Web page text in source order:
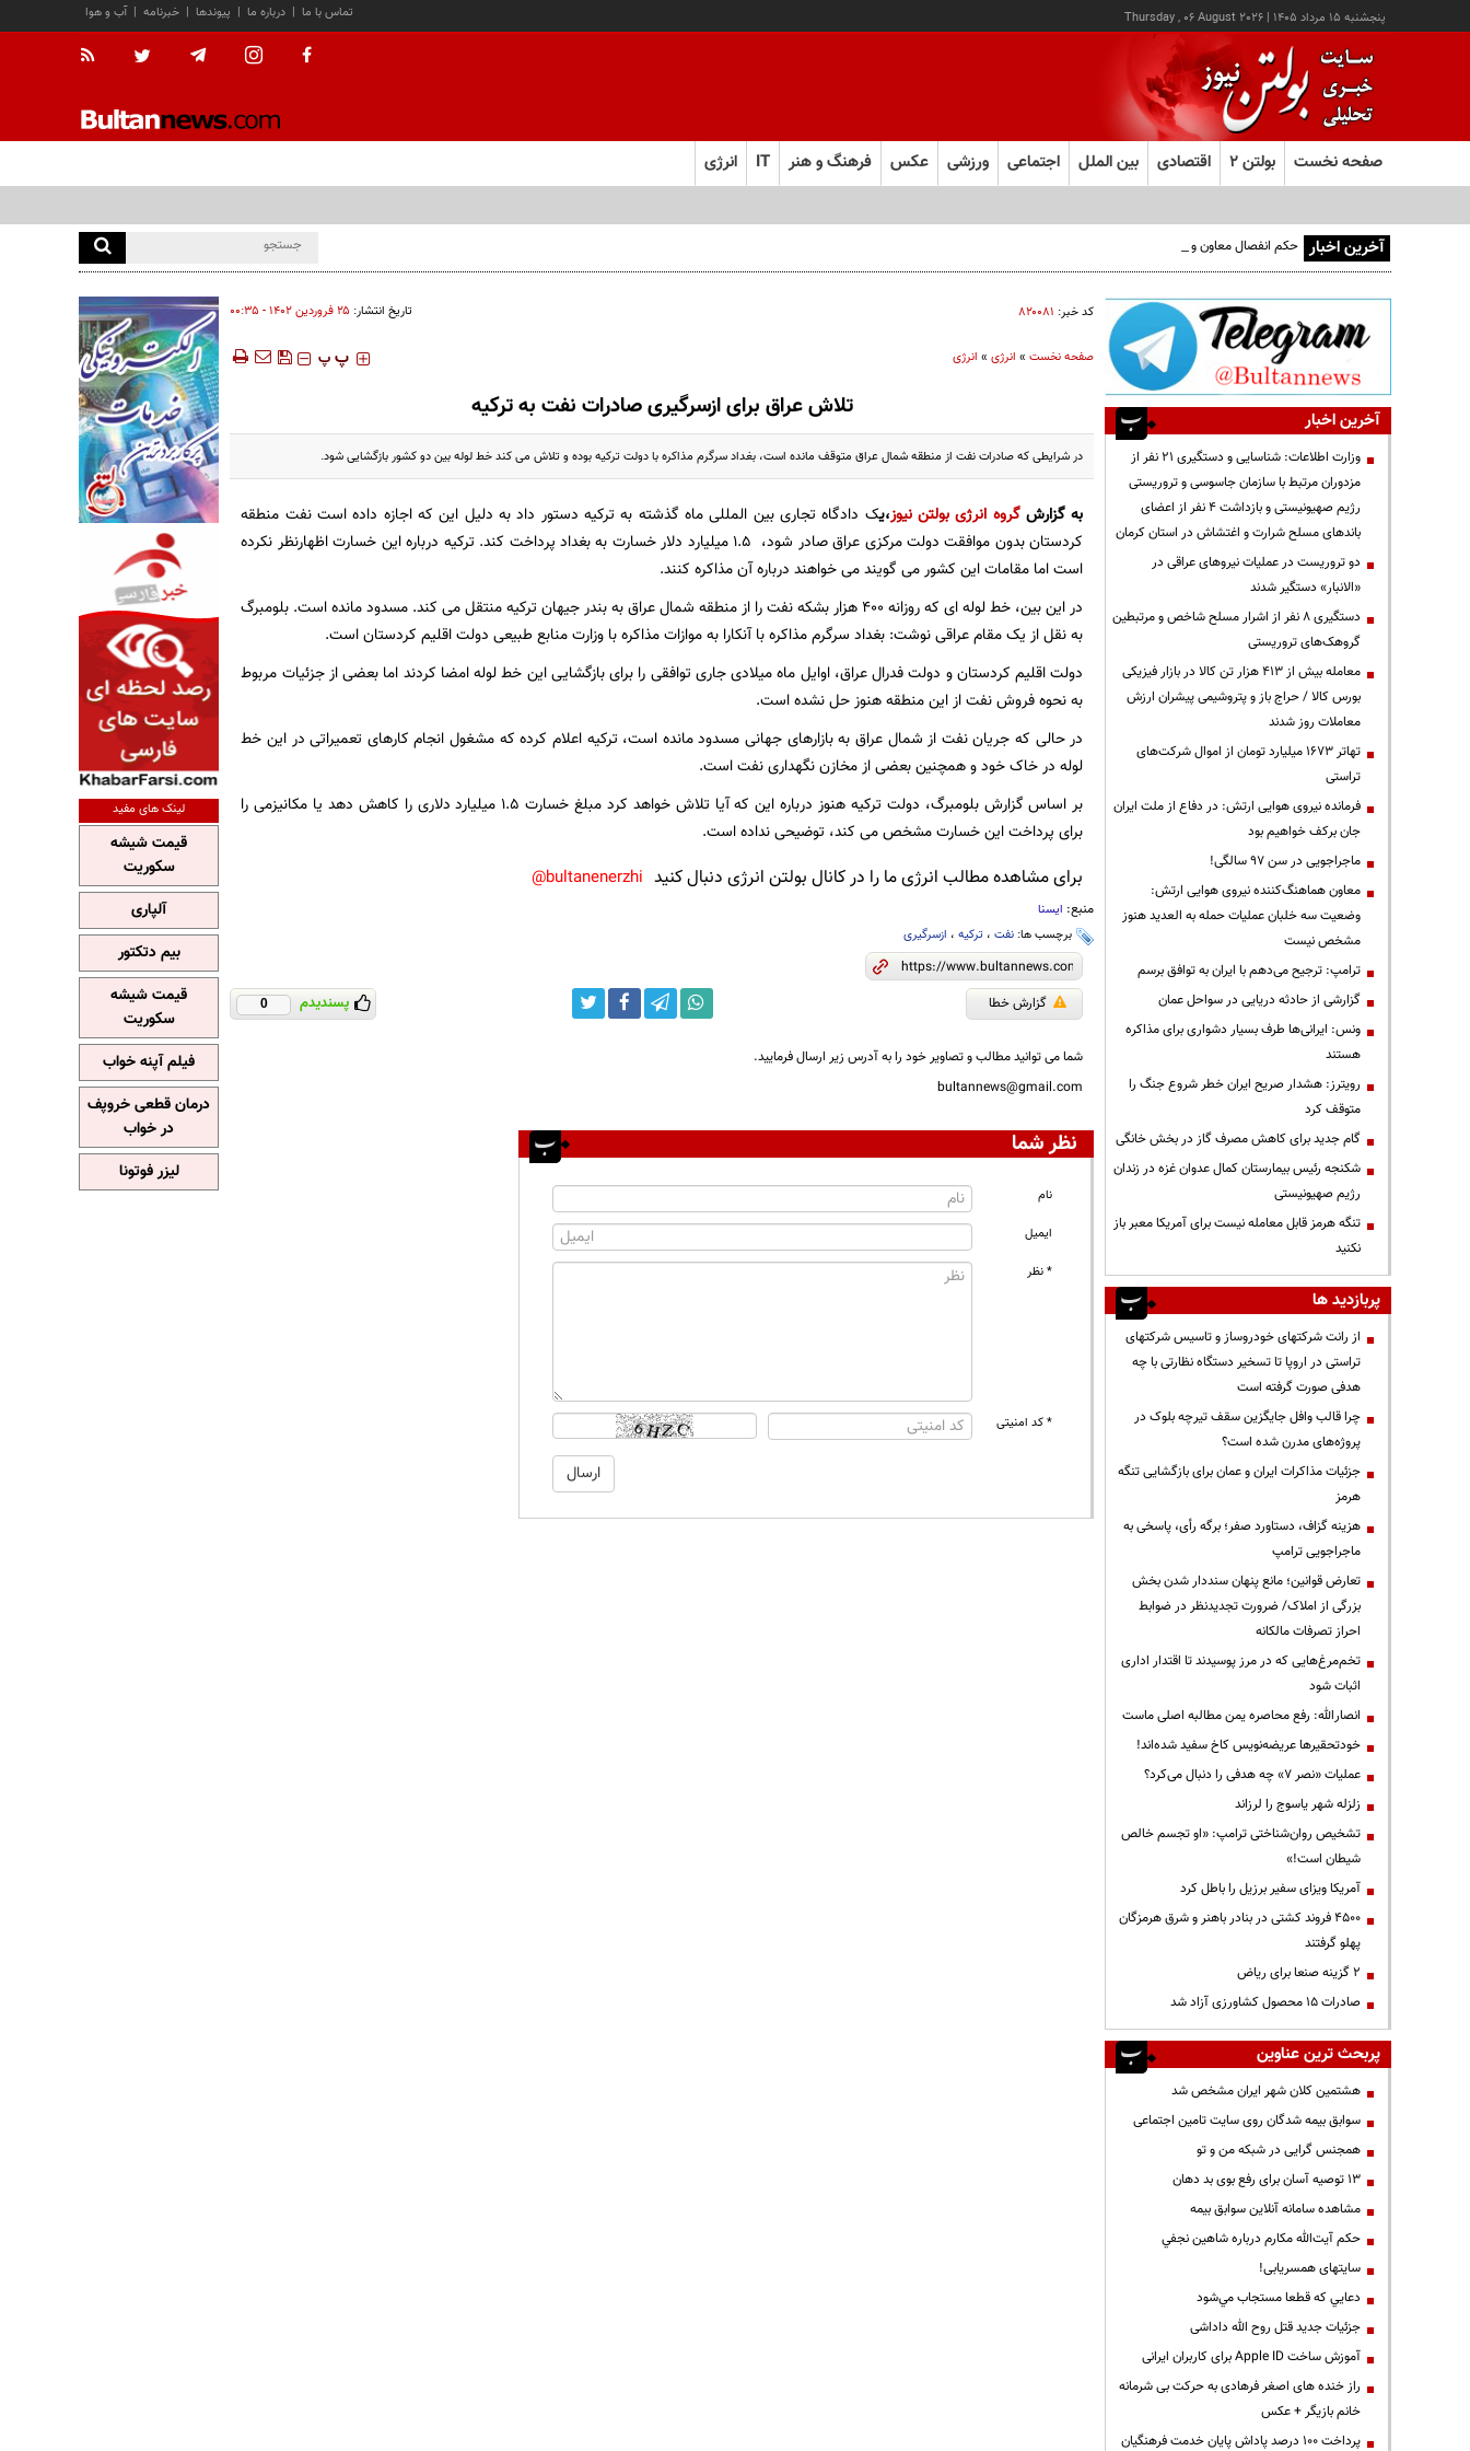
پنجشنبه ۱۵ مرداد ۱۴۰۵ |
Thursday , 06 August 2026 آب و هوا | خبرنامه | پیوندها | درباره ما | تماس با ما
صفحه نخست بولتن ۲ اقتصادی بین الملل اجتماعی ورزشی عکس فرهنگ و هنر IT انرژی
آخرین اخبار حکم انفصال معاون وزیر نفت روی زمین مانده؛ دیوان محاسبات وارد میدان شد
کد خبر: ۸۲۰۰۸۱ تاریخ انتشار: ۲۵ فروردين ۱۴۰۲ - ۰۰:۳۵
صفحه نخست» انرژی» انرژی ‍‍‍ پ پ
تلاش عراق برای ازسرگیری صادرات نفت به ترکیه
در شرایطی که صادرات نفت از منطقه شمال عراق متوقف مانده است، بغداد سرگرم مذاکره با دولت ترکیه بوده و تلاش می کند خط لوله بین دو کشور بازگشایی شود.
به گزارشگروه انرژی بولتن نیوز،یک دادگاه تجاری بین المللی ماه گذشته به ترکیه دستور داد به دلیل این که اجازه داده است نفت منطقه
کردستان بدون موافقت دولت مرکزی عراق صادر شود، ۱.۵ میلیارد دلار خسارت به بغداد پرداخت کند. ترکیه درباره این خسارت اظهارنظر نکرده
است اما مقامات این کشور می گویند می خواهند درباره آن مذاکره کنند.
در این بین، خط لوله ای که روزانه ۴۰۰ هزار بشکه نفت را از منطقه شمال عراق به بندر جیهان ترکیه منتقل می کند. مسدود مانده است. بلومبرگ
به نقل از یک مقام عراقی نوشت: بغداد سرگرم مذاکره با آنکارا به موازات مذاکره با وزارت منابع طبیعی دولت اقلیم کردستان است.
دولت اقلیم کردستان و دولت فدرال عراق، اوایل ماه میلادی جاری توافقی را برای بازگشایی این خط لوله امضا کردند اما بعضی از جزئیات مربوط
به نحوه فروش نفت از این منطقه هنوز حل نشده است.
در حالی که جریان نفت از شمال عراق به بازارهای جهانی مسدود مانده است، ترکیه اعلام کرده که مشغول انجام کارهای تعمیراتی در این خط
لوله در خاک خود و همچنین بعضی از مخازن نگهداری نفت است.
بر اساس گزارش بلومبرگ، دولت ترکیه هنوز درباره این که آیا تلاش خواهد کرد مبلغ خسارت ۱.۵ میلیارد دلاری را کاهش دهد یا مکانیزمی را
برای پرداخت این خسارت مشخص می کند، توضیحی نداده است.
برای مشاهده مطالب انرژی ما را در کانال بولتن انرژی دنبال کنید bultanenerzhi@
منبع: ایسنا
برچسب ها: نفت، ترکیه، ازسرگیری
گزارش خطا پسندیدم 0
شما می توانید مطالب و تصاویر خود را به آدرس زیر ارسال فرمایید.
bultannews@gmail.com
نظر شما
نام
ایمیل
* نظر
* کد امنیتی
آخرین اخبار
وزارت اطلاعات: شناسایی و دستگیری ۲۱ نفر از
مزدوران مرتبط با سازمان جاسوسی و تروریستی
رژیم صهیونیستی و بازداشت ۴ نفر از اعضای
باندهای مسلح شرارت و اغتشاش در استان کرمان
دو تروریست در عملیات نیروهای عراقی در
«الانبار» دستگیر شدند
دستگیری ۸ نفر از اشرار مسلح شاخص و مرتبطین
گروهک‌های تروریستی
معامله بیش از ۴۱۳ هزار تن کالا در بازار فیزیکی
بورس کالا / حراج باز و پتروشیمی پیشران ارزش
معاملات روز شدند
تهاتر ۱۶۷۳ میلیارد تومان از اموال شرکت‌های
تراستی
فرمانده نیروی هوایی ارتش: در دفاع از ملت ایران
جان برکف خواهیم بود
ماجراجویی در سن ۹۷ سالگی!
معاون هماهنگ‌کننده نیروی هوایی ارتش:
وضعیت سه خلبان عملیات حمله به العدید هنوز
مشخص نیست
ترامپ: ترجیح می‌دهم با ایران به توافق برسم
گزارشی از حادثه دریایی در سواحل عمان
ونس: ایرانی‌ها طرف بسیار دشواری برای مذاکره
هستند
رویترز: هشدار صریح ایران خطر شروع جنگ را
متوقف کرد
گام جدید برای کاهش مصرف گاز در بخش خانگی
شکنجه رئیس بیمارستان کمال عدوان غزه در زندان
رژیم صهیونیستی
تنگه هرمز قابل معامله نیست برای آمریکا معبر باز
نکنید
پربازدید ها
از رانت‌ شرکتهای خودروساز و تاسیس شرکتهای
تراستی در اروپا تا تسخیر دستگاه نظارتی با چه
هدفی صورت گرفته است
چرا قالب وافل جایگزین سقف تیرچه بلوک در
پروژه‌های مدرن شده است؟
جزئیات مذاکرات ایران و عمان برای بازگشایی تنگه
هرمز
هزینه گزاف، دستاورد صفر؛ برگه رأی، پاسخی به
ماجراجویی ترامپ
تعارض قوانین؛ مانع پنهان سنددار شدن بخش
بزرگی از املاک/ ضرورت تجدیدنظر در ضوابط
احراز تصرفات مالکانه
تخم‌مرغ‌هایی که در مرز پوسیدند تا اقتدار اداری
اثبات شود
انصارالله: رفع محاصره یمن مطالبه اصلی ماست
خودتحقیرها عریضه‌نویس کاخ سفید شده‌اند!
عملیات «نصر ۷» چه هدفی را دنبال می‌کرد؟
زلزله شهر یاسوج را لرزاند
تشخیص روان‌شناختی ترامپ: «او تجسم خالص
شیطان است!»
آمریکا ویزای سفیر برزیل را باطل کرد
۴۵۰۰ فروند کشتی در بنادر باهنر و شرق هرمزگان
پهلو گرفتند
۲ گزینه صنعا برای ریاض
صادرات ۱۵ محصول کشاورزی آزاد شد
پربحث ترین عناوین
هشتمین کلان شهر ایران مشخص شد
سوابق بیمه شدگان روی سایت تامین اجتماعی
همجنس گرایی در شبکه من و تو
13 توصیه آسان برای رفع بوی بد دهان
مشاهده سامانه آنلاين سوابق بیمه
حكم آيت‌الله مكارم درباره شاهين نجفي
سایتهای همسریابی!
دعايي كه قطعا مستجاب مي‌شود
جزئیات جدید قتل روح الله داداشی
آموزش ساخت Apple ID برای کاربران ایرانی
راز خنده های اصغر فرهادی به حرکت بی شرمانه
خانم بازیگر + عکس
پرداخت ۱۰۰ درصد پاداش پایان خدمت فرهنگیان
لینک های مفید
قیمت شیشه
سکوریت
آلپاری
بیم دتکتور
قیمت شیشه
سکوریت
فیلم آپنه خواب
درمان قطعی خروپف
در خواب
لیزر فوتونا